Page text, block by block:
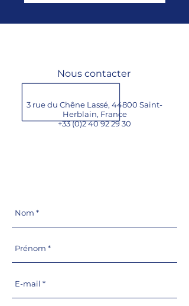
3 rue du Chêne Lassé, 44800 Saint-
Herblain, France
+33 (0)2 40 92 29 30
Nous contacter